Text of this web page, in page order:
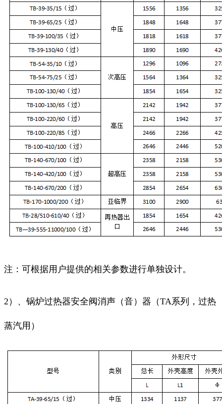
注：可根据用户提供的相关参数进行单独设计。
2）、锅炉过热器安全阀消声（音）器（TA系列，过热
蒸汽用）